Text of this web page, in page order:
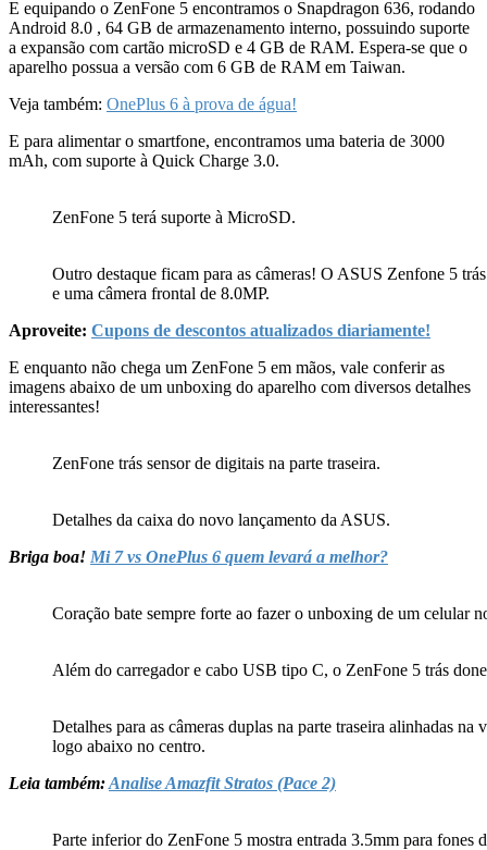
E equipando o ZenFone 5 encontramos o Snapdragon 636, rodando
Android 8.0 , 64 GB de armazenamento interno, possuindo suporte
a expansão com cartão microSD e 4 GB de RAM. Espera-se que o
aparelho possua a versão com 6 GB de RAM em Taiwan.
Veja também: OnePlus 6 à prova de água!
E para alimentar o smartfone, encontramos uma bateria de 3000
mAh, com suporte à Quick Charge 3.0.
ZenFone 5 terá suporte à MicroSD.
Outro destaque ficam para as câmeras! O ASUS Zenfone 5
e uma câmera frontal de 8.0MP.
Aproveite: Cupons de descontos atualizados diariamente!
E enquanto não chega um ZenFone 5 em mãos, vale conferir as
imagens abaixo de um unboxing do aparelho com diversos detalhes
interessantes!
ZenFone trás sensor de digitais na parte traseira.
Detalhes da caixa do novo lançamento da ASUS.
Briga boa! Mi 7 vs OnePlus 6 quem levará a melhor?
Coração bate sempre forte ao fazer o unboxing de um celular
Além do carregador e cabo USB tipo C, o ZenFone 5 trás
Detalhes para as câmeras duplas na parte traseira alinhadas
logo abaixo no centro.
Leia também:Analise Amazfit Stratos (Pace 2)
Parte inferior do ZenFone 5 mostra entrada 3.5mm para